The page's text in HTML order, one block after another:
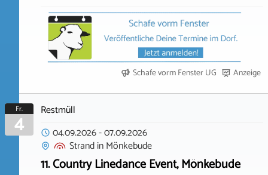
Schafe vorm Fenster UG Anzeige
Fr.
4
Restmüll
04.09.2026-07.09.2026
StrandinMönkebude
11. Country Linedance Event, Mönkebude